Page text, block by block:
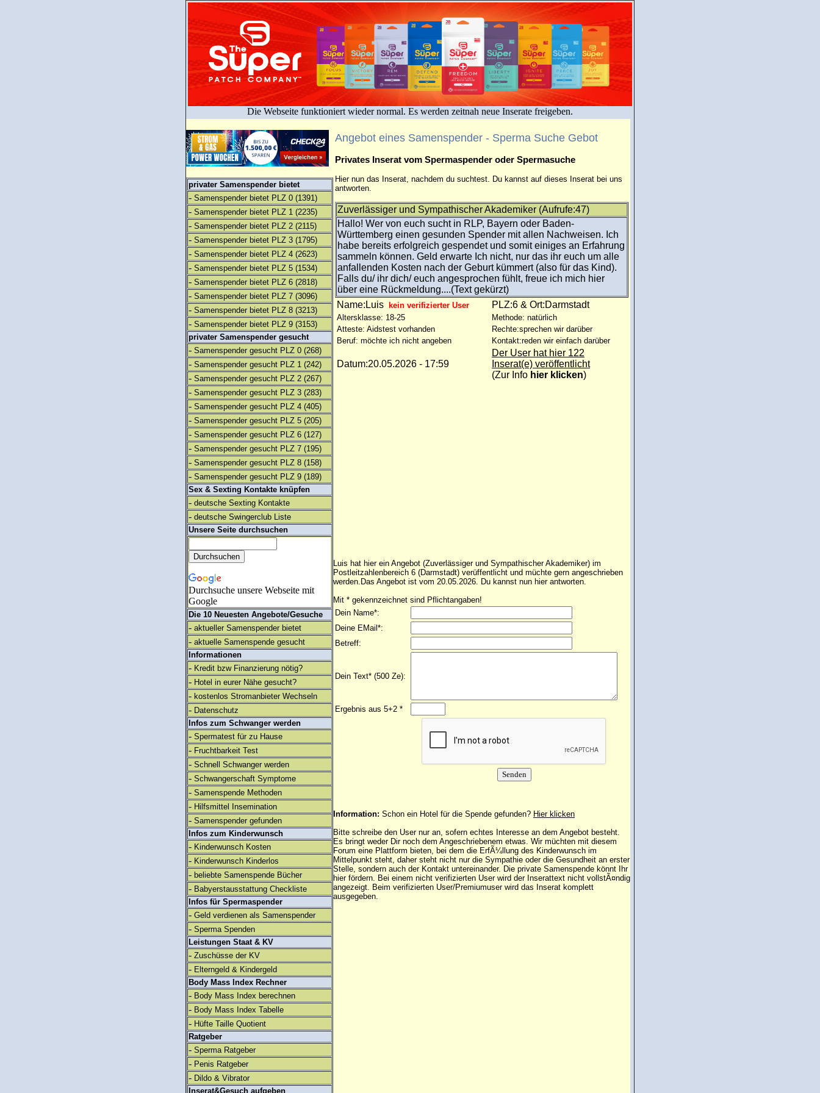
Die Webseite funktioniert wieder normal. Es werden zeitnah neue Inserate freigeben.
privater Samenspender bietet
- Samenspender bietet PLZ 0 (1391)
- Samenspender bietet PLZ 1 (2235)
- Samenspender bietet PLZ 2 (2115)
- Samenspender bietet PLZ 3 (1795)
- Samenspender bietet PLZ 4 (2623)
- Samenspender bietet PLZ 5 (1534)
- Samenspender bietet PLZ 6 (2818)
- Samenspender bietet PLZ 7 (3096)
- Samenspender bietet PLZ 8 (3213)
- Samenspender bietet PLZ 9 (3153)
privater Samenspender gesucht
- Samenspender gesucht PLZ 0 (268)
- Samenspender gesucht PLZ 1 (242)
- Samenspender gesucht PLZ 2 (267)
- Samenspender gesucht PLZ 3 (283)
- Samenspender gesucht PLZ 4 (405)
- Samenspender gesucht PLZ 5 (205)
- Samenspender gesucht PLZ 6 (127)
- Samenspender gesucht PLZ 7 (195)
- Samenspender gesucht PLZ 8 (158)
- Samenspender gesucht PLZ 9 (189)
Sex & Sexting Kontakte knüpfen
- deutsche Sexting Kontakte
- deutsche Swingerclub Liste
Unsere Seite durchsuchen
Durchsuche unsere Webseite mit
Google
Die 10 Neuesten Angebote/Gesuche
- aktueller Samenspender bietet
- aktuelle Samenspende gesucht
Informationen
- Kredit bzw Finanzierung nötig?
- Hotel in eurer Nähe gesucht?
- kostenlos Stromanbieter Wechseln
- Datenschutz
Infos zum Schwanger werden
- Spermatest für zu Hause
- Fruchtbarkeit Test
- Schnell Schwanger werden
- Schwangerschaft Symptome
- Samenspende Methoden
- Hilfsmittel Insemination
- Samenspender gefunden
Infos zum Kinderwunsch
- Kinderwunsch Kosten
- Kinderwunsch Kinderlos
- beliebte Samenspende Bücher
- Babyerstausstattung Checkliste
Infos für Spermaspender
- Geld verdienen als Samenspender
- Sperma Spenden
Leistungen Staat & KV
- Zuschüsse der KV
- Elterngeld & Kindergeld
Body Mass Index Rechner
- Body Mass Index berechnen
- Body Mass Index Tabelle
- Hüfte Taille Quotient
Ratgeber
- Sperma Ratgeber
- Penis Ratgeber
- Dildo & Vibrator
Inserat&Gesuch aufgeben
Angebot eines Samenspender - Sperma Suche Gebot
Privates Inserat vom Spermaspender oder Spermasuche
Hier nun das Inserat, nachdem du suchtest. Du kannst auf dieses Inserat bei uns
antworten.
Zuverlässiger und Sympathischer Akademiker (Aufrufe:47)
Hallo! Wer von euch sucht in RLP, Bayern oder Baden-
Württemberg einen gesunden Spender mit allen Nachweisen. Ich
habe bereits erfolgreich gespendet und somit einiges an Erfahrung
sammeln können. Geld erwarte Ich nicht, nur das ihr euch um alle
anfallenden Kosten nach der Geburt kümmert (also für das Kind).
Falls du/ ihr dich/ euch angesprochen fühlt, freue ich mich hier
über eine Rückmeldung....(Text gekürzt)
Name:Luis
kein verifizierter User PLZ:6 & Ort:Darmstadt
Altersklasse: 18-25
Methode: natürlich
Atteste: Aidstest vorhanden
Rechte:sprechen wir darüber
Beruf: möchte ich nicht angeben
Kontakt:reden wir einfach darüber
Datum:20.05.2026 - 17:59
Der User hat hier 122
Inserat(e) veröffentlicht
(Zur Info hier klicken)
Luis hat hier ein Angebot (Zuverlässiger und Sympathischer Akademiker) im
Postleitzahlenbereich 6 (Darmstadt) verüffentlicht und müchte gern angeschrieben
werden.Das Angebot ist vom 20.05.2026. Du kannst nun hier antworten.
Mit * gekennzeichnet sind Pflichtangaben!
Dein Name*:
Deine EMail*:
Betreff:
Dein Text* (500 Ze):
Ergebnis aus 5+2 *
Information: Schon ein Hotel für die Spende gefunden? Hier klicken
Bitte schreibe den User nur an, sofern echtes Interesse an dem Angebot besteht.
Es bringt weder Dir noch dem Angeschriebenem etwas. Wir müchten mit diesem
Forum eine Plattform bieten, bei dem die ErfÃ¼llung des Kinderwunsch im
Mittelpunkt steht, daher steht nicht nur die Sympathie oder die Gesundheit an erster
Stelle, sondern auch der Kontakt untereinander. Die private Samenspende könnt Ihr
hier fördern. Bei einem nicht verifizierten User wird der Inserattext nicht vollstÃ¤ndig
angezeigt. Beim verifizierten User/Premiumuserwird das Inserat komplett
ausgegeben.